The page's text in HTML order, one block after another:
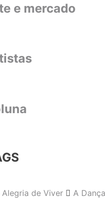
e mercado
Alegria de Viver A